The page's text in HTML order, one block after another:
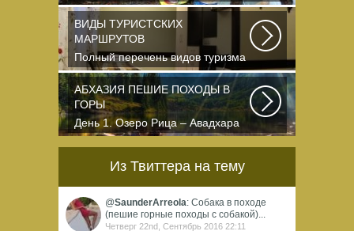
час жен (55+15)...
ВИДЫ ТУРИСТСКИХ
МАРШРУТОВ
Полный перечень видов туризма
официально
зарегистрированных,
классифицированных...
АБХАЗИЯ ПЕШИЕ ПОХОДЫ В
ГОРЫ
День 1. Озеро Рица – Авадхара
После сбора группы в Адлере,
Из Твиттера на тему
@SaunderArreola: Собака в походе
(пешие горные походы с собакой)...
Четверг 22nd, Сентябрь 2016 22:11